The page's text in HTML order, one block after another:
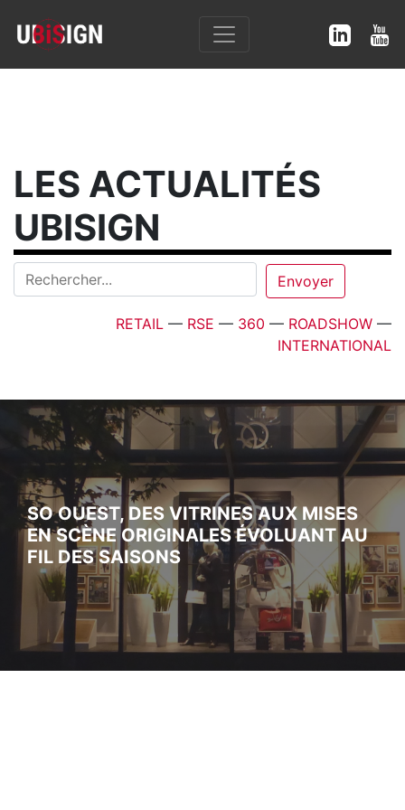
LES ACTUALITÉS
UBISIGN
RETAIL — RSE — 360 — ROADSHOW —
INTERNATIONAL
SO OUEST, DES VITRINES AUX MISES
EN SCÈNE ORIGINALES ÉVOLUANT AU
FIL DES SAISONS